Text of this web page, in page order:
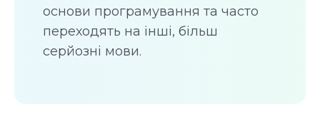
основи програмування та часто
переходять на інші, більш
серйозні мови.